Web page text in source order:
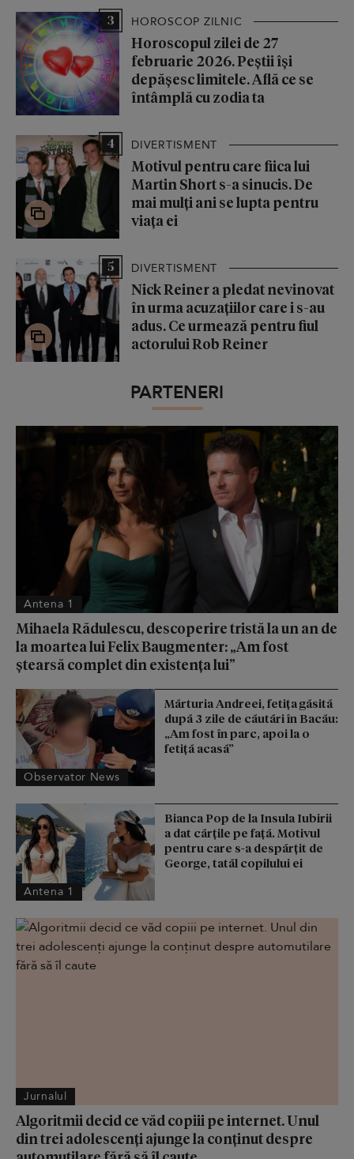
3 HOROSCOP ZILNIC
Horoscopul zilei de 27
februarie 2026. Peștii își
depășesc limitele. Află ce se
întâmplă cu zodia ta
4 DIVERTISMENT
Motivul pentru care fiica lui
Martin Short s-a sinucis. De
mai mulți ani se lupta pentru
viața ei
5 DIVERTISMENT
Nick Reiner a pledat nevinovat
în urma acuzațiilor care i s-au
adus. Ce urmează pentru fiul
actorului Rob Reiner
PARTENERI
Antena 1
Mihaela Rădulescu, descoperire tristă la un an de
la moartea lui Felix Baugmenter: „Am fost
ștearsă complet din existența lui”
Observator News
Mărturia Andreei, fetiţa găsită
după 3 zile de căutări în Bacău:
„Am fost în parc, apoi la o
fetiţă acasă”
Antena 1
Bianca Pop de la Insula Iubirii
a dat cărțile pe față. Motivul
pentru care s-a despărțit de
George, tatăl copilului ei
Jurnalul
Algoritmii decid ce văd copiii pe internet. Unul
din trei adolescenți ajunge la conținut despre